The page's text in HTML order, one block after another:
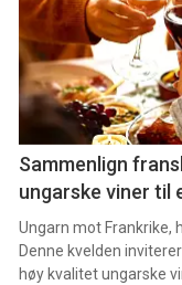
nå
-
5
Sammenlign
ungarske viner til
Ungarn mot Frankrike,
Denne kvelden
høy kvalitet ungarske